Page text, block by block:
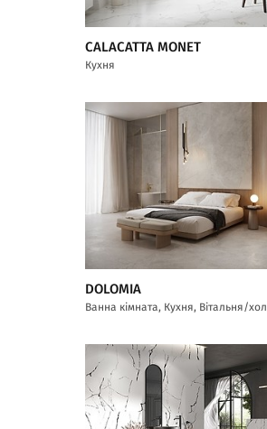
CALACATTA MONET
Кухня
DOLOMIA
Ванна кімната, Кухня, Вітальня/хол